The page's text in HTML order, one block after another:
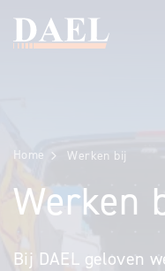
Home Werken bij
Werken
Bij DAEL geloven